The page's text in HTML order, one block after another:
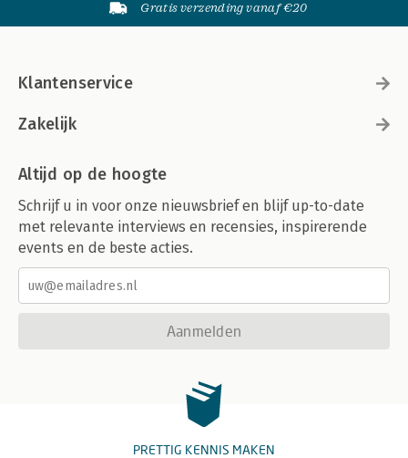
Gratis verzending vanaf €20
Klantenservice
Zakelijk
Altijd op de hoogte
Schrijf u in voor onze nieuwsbrief en blijf up-to-date
met relevante interviews en recensies, inspirerende
events en de beste acties.
Aanmelden
PRETTIG KENNIS MAKEN